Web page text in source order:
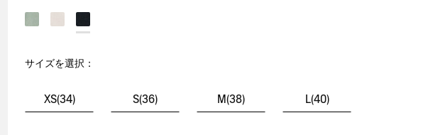
サイズを選択：
XS(34) S(36) M(38) L(40)